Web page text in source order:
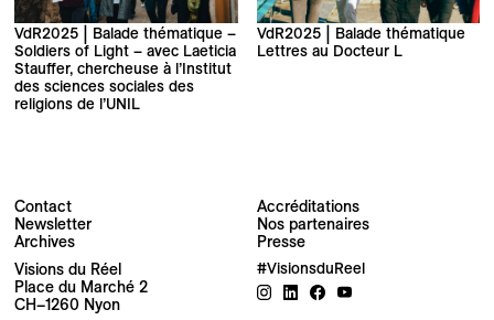
VdR2025 | Balade thématique –
Soldiers of Light – avec Laeticia
Stauffer, chercheuse à l’Institut
des sciences sociales des
religions de l’UNIL
VdR2025 | Balade thématique
Lettres au Docteur L
Contact
Newsletter
Archives
Accréditations
Nos partenaires
Presse
Visions du Réel
Place du Marché 2
CH–1260 Nyon
#VisionsduReel
Votre adresse e-mail